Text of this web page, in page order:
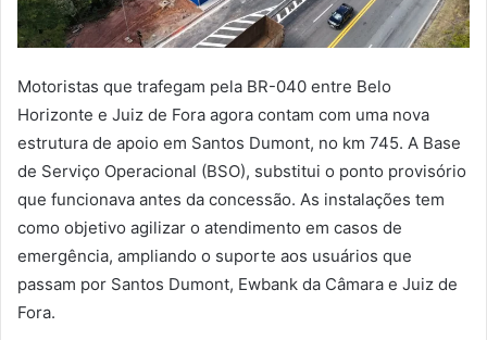
Motoristas que trafegam pela BR-040 entre Belo
Horizonte e Juiz de Fora agora contam com uma nova
estrutura de apoio em Santos Dumont, no km 745. A Base
de Serviço Operacional (BSO), substitui o ponto provisório
que funcionava antes da concessão. As instalações tem
como objetivo agilizar o atendimento em casos de
emergência, ampliando o suporte aos usuários que
passam por Santos Dumont, Ewbank da Câmara e Juiz de
Fora.